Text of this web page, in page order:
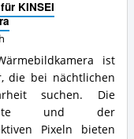
KINSEI
ist
die bei nächtlichen
suchen. Die
und der
Pixeln bieten